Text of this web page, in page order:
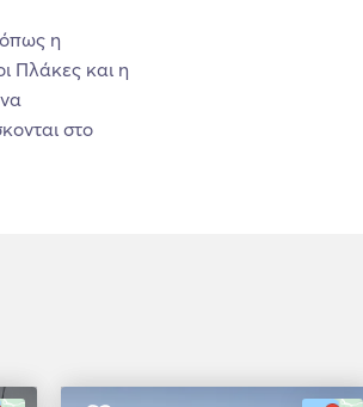
όπως η
Πλάκες και η
στο